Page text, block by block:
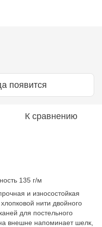
появится
К сравнению
135 г/м
и износостойкая
нити двойного
для постельного
внешне напоминает шелк,